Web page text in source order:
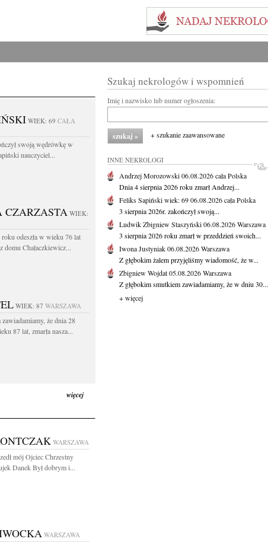
WIEK: 69 CAŁA
swoją wędrówkę w
nauczyciel...
CZARZASTAWIEK:
odeszła w wieku 76 lat
domu Chałaczkiewicz...
WIEK: 87 WARSZAWA
że dnia 28
87 lat, zmarła nasza...
więcej
WARSZAWA
mój Ojciec Chrzestny
Danek Był dobrym i...
WARSZAWA
Szukaj nekrologów i wspomnień
Imię i nazwisko lub numer ogłoszenia:
+ szukanie zaawansowane
INNE NEKROLOGI
Andrzej Morozowski06.08.2026cała Polska
Dnia 4 sierpnia 2026 roku zmarł Andrzej...
Feliks Sapińskiwiek: 6906.08.2026cała Polska
3 sierpnia 2026r. zakończył swoją...
Ludwik Zbigniew Staszyński06.08.2026Warszawa
3 sierpnia 2026 roku zmarł w przeddzień swoich...
Iwona Justyniak06.08.2026Warszawa
Z głębokim żalem przyjęliśmy wiadomość, że w...
Zbigniew Wojdat05.08.2026Warszawa
Z głębokim smutkiem zawiadamiamy, że w dniu 30...
+ więcej